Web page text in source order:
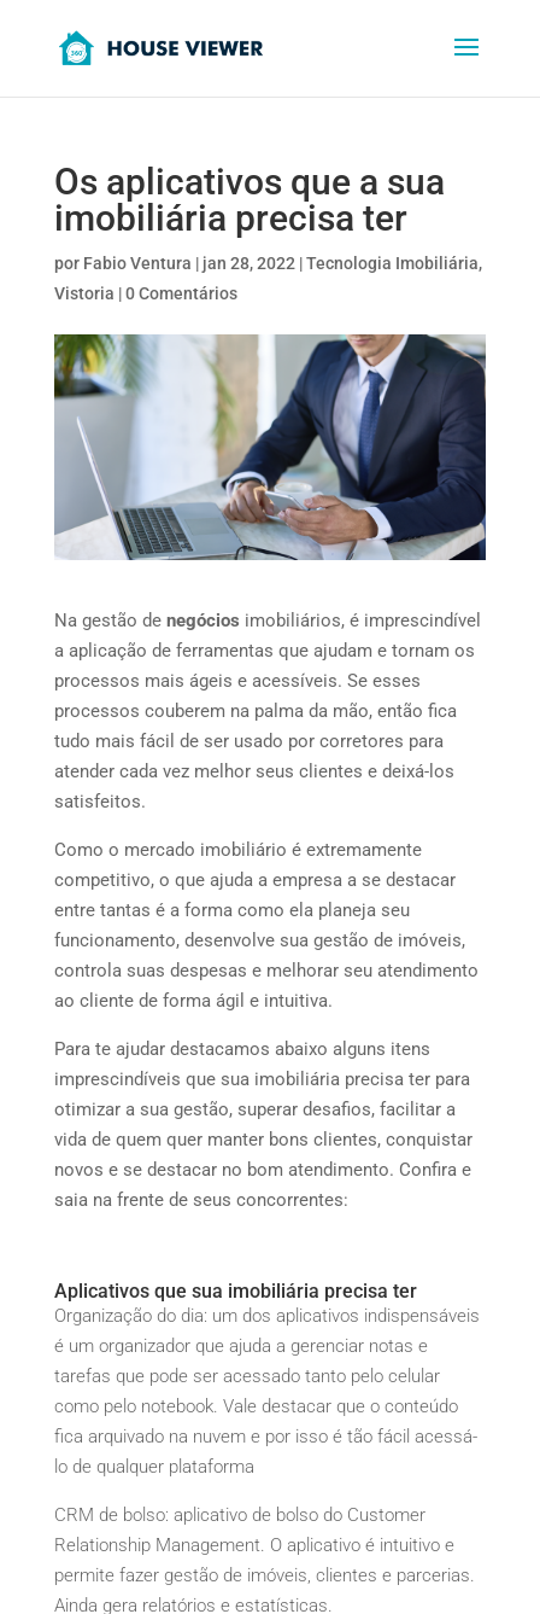
Os aplicativos que a sua
imobiliária precisa ter
por Fabio Ventura | jan 28, 2022 |Tecnologia Imobiliária,
Vistoria |0 Comentários
Na gestão de negócios imobiliários, é imprescindível
a aplicação de ferramentas que ajudam e tornam os
processos mais ágeis e acessíveis. Se esses
processos couberem na palma da mão, então fica
tudo mais fácil de ser usado por corretores para
atender cada vez melhor seus clientes e deixá-los
satisfeitos.
Como o mercado imobiliário é extremamente
competitivo, o que ajuda a empresa a se destacar
entre tantas é a forma como ela planeja seu
funcionamento, desenvolve sua gestão de imóveis,
controla suas despesas e melhorar seu atendimento
ao cliente de forma ágil e intuitiva.
Para te ajudar destacamos abaixo alguns itens
imprescindíveis que sua imobiliária precisa ter para
otimizar a sua gestão, superar desafios, facilitar a
vida de quem quer manter bons clientes, conquistar
novos e se destacar no bom atendimento. Confira e
saia na frente de seus concorrentes:
Aplicativos que sua imobiliária precisa ter
Organização do dia: um dos aplicativos indispensáveis
é um organizador que ajuda a gerenciar notas e
tarefas que pode ser acessado tanto pelo celular
como pelo notebook. Vale destacar que o conteúdo
fica arquivado na nuvem e por isso é tão fácil acessá-
lo de qualquer plataforma
CRM de bolso: aplicativo de bolso do Customer
Relationship Management. O aplicativo é intuitivo e
permite fazer gestão de imóveis, clientes e parcerias.
Ainda gera relatórios e estatísticas.